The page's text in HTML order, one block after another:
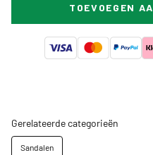
TOEVOEGEN
Gerelateerde categorieën
Sandalen